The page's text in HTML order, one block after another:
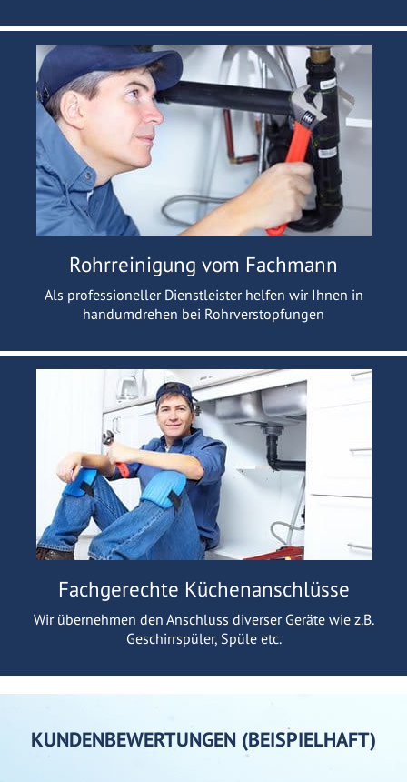
Rohrreinigung vom Fachmann
Als professioneller Dienstleister helfen wir Ihnen in
handumdrehen bei Rohrverstopfungen
Fachgerechte Küchenanschlüsse
Wir übernehmen den Anschluss diverser Geräte wie z.B.
Geschirrspüler, Spüle etc.
KUNDENBEWERTUNGEN (BEISPIELHAFT)